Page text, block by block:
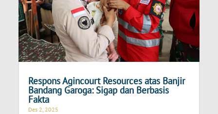
Respons Agincourt Resources atas Banjir
Bandang Garoga: Sigap dan Berbasis
Fakta
Des 2, 2025